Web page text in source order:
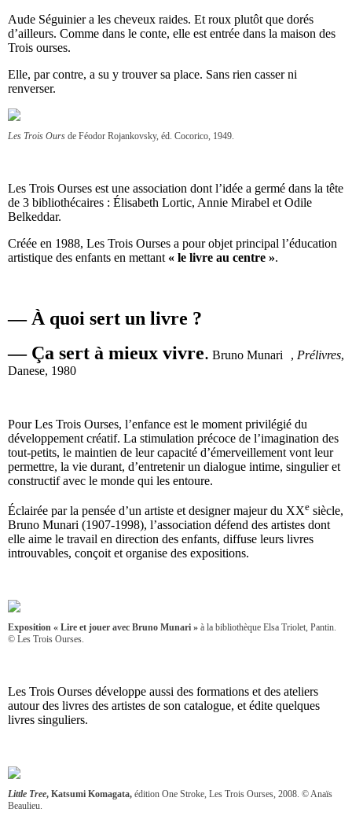
Aude Séguinier a les cheveux raides. Et roux plutôt que dorés
d’ailleurs. Comme dans le conte, elle est entrée dans la maison des
Trois ourses.
Elle, par contre, a su y trouver sa place. Sans rien casser ni
renverser.
Les Trois Ours de Féodor Rojankovsky, éd. Cocorico, 1949.
Les Trois Ourses est une association dont l’idée a germé dans la tête
de 3 bibliothécaires : Élisabeth Lortic, Annie Mirabel et Odile
Belkeddar.
Créée en 1988, Les Trois Ourses a pour objet principal l’éducation
artistique des enfants en mettant « le livre au centre ».
― À quoi sert un livre ?
― Ça sert à mieux vivre. Bruno Munari , Prélivres,
Danese, 1980
Pour Les Trois Ourses, l’enfance est le moment privilégié du
développement créatif. La stimulation précoce de l’imagination des
tout-petits, le maintien de leur capacité d’émerveillement vont leur
permettre, la vie durant, d’entretenir un dialogue intime, singulier et
constructif avec le monde qui les entoure.
Éclairée par la pensée d’un artiste et designer majeur du XXe siècle,
Bruno Munari (1907-1998), l’association défend des artistes dont
elle aime le travail en direction des enfants, diffuse leurs livres
introuvables, conçoit et organise des expositions.
Exposition « Lire et jouer avec Bruno Munari » à la bibliothèque Elsa Triolet, Pantin.
© Les Trois Ourses.
Les Trois Ourses développe aussi des formations et des ateliers
autour des livres des artistes de son catalogue, et édite quelques
livres singuliers.
Little Tree, Katsumi Komagata, édition One Stroke, Les Trois Ourses, 2008. © Anaïs
Beaulieu.